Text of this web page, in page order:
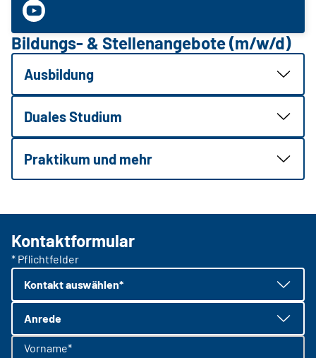
Bildungs- & Stellenangebote (m/w/d)
Ausbildung
Duales Studium
Praktikum und mehr
Kontaktformular
* Pflichtfelder
Kontakt auswählen*
Anrede
Vorname*